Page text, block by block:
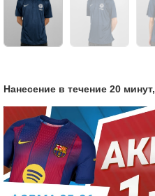
Нанесение в течение 20 минут,